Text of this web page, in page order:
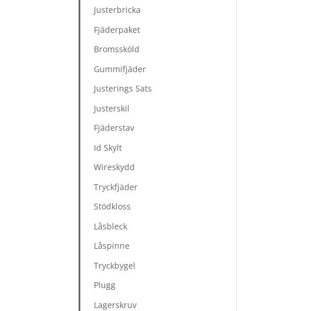
Justerbricka
Fjäderpaket
Bromssköld
Gummifjäder
Justerings Sats
Justerskil
Fjäderstav
Id Skylt
Wireskydd
Tryckfjäder
Stödkloss
Låsbleck
Låspinne
Tryckbygel
Plugg
Lagerskruv